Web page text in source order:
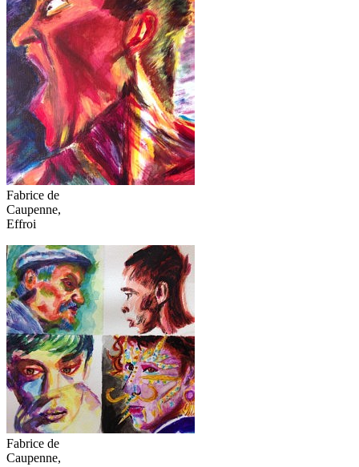
Fabrice de
Caupenne,
Effroi
Fabrice de
Caupenne,